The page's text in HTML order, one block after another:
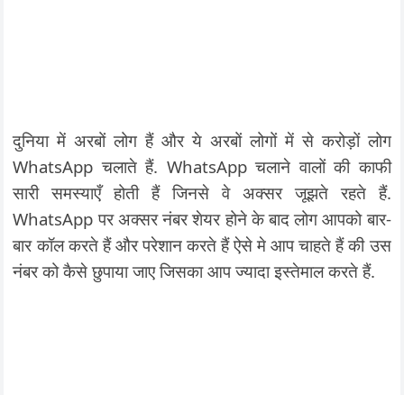
दुनिया में अरबों लोग हैं और ये अरबों लोगों में से करोड़ों लोग
WhatsApp चलाते हैं. WhatsApp चलाने वालों की काफी
सारी समस्याएँ होती हैं जिनसे वे अक्सर जूझते रहते हैं.
WhatsApp पर अक्सर नंबर शेयर होने के बाद लोग आपको बार-
बार कॉल करते हैं और परेशान करते हैं ऐसे मे आप चाहते हैं की उस
नंबर को कैसे छुपाया जाए जिसका आप ज्यादा इस्तेमाल करते हैं.